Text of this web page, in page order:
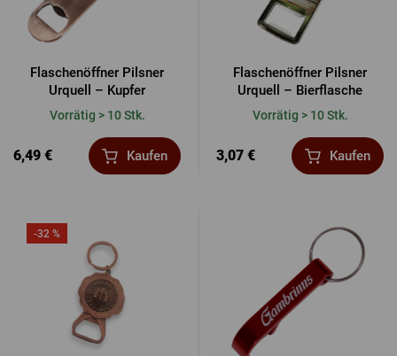
Flaschenöffner Pilsner
Urquell – Kupfer
Vorrätig > 10 Stk.
6,49 € Kaufen
Flaschenöffner Pilsner
Urquell – Bierflasche
Vorrätig > 10 Stk.
3,07 € Kaufen
-32 %